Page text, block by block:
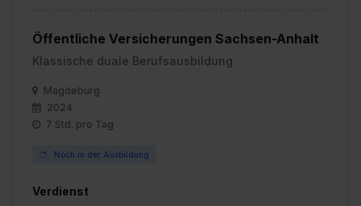
Öffentliche Versicherungen Sachsen-Anhalt
Klassische duale Berufsausbildung
Magdeburg
2024
7 Std. pro Tag
Noch in der Ausbildung
Verdienst